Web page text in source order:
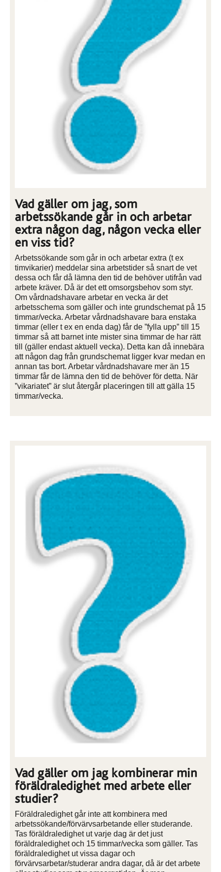
Vad gäller om jag, som
arbetssökande går in och arbetar
extra någon dag, någon vecka eller
en viss tid?
Arbetssökande som går in och arbetar extra (t ex
timvikarier) meddelar sina arbetstider så snart de vet
dessa och får då lämna den tid de behöver utifrån vad
arbete kräver. Då är det ett omsorgsbehov som styr.
Om vårdnadshavare arbetar en vecka är det
arbetsschema som gäller och inte grundschemat på 15
timmar/vecka. Arbetar vårdnadshavare bara enstaka
timmar (eller t ex en enda dag) får de ”fylla upp” till 15
timmar så att barnet inte mister sina timmar de har rätt
till (gäller endast aktuell vecka). Detta kan då innebära
att någon dag från grundschemat ligger kvar medan en
annan tas bort. Arbetar vårdnadshavare mer än 15
timmar får de lämna den tid de behöver för detta. När
”vikariatet” är slut återgår placeringen till att gälla 15
timmar/vecka.
Vad gäller om jag kombinerar min
föräldraledighet med arbete eller
studier?
Föräldraledighet går inte att kombinera med
arbetssökande/förvärvsarbetande eller studerande.
Tas föräldraledighet ut varje dag är det just
föräldraledighet och 15 timmar/vecka som gäller. Tas
föräldraledighet ut vissa dagar och
förvärvsarbetar/studerar andra dagar, då är det arbete